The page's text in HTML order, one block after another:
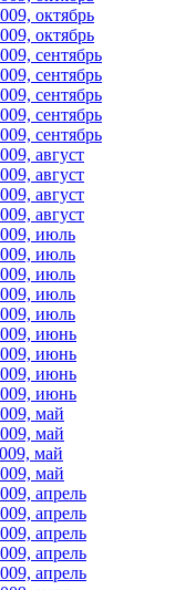
октябрь
октябрь
сентябрь
сентябрь
сентябрь
сентябрь
сентябрь
август
август
август
август
июль
июль
июль
июль
июль
июнь
июнь
июнь
июнь
май
май
май
май
апрель
апрель
апрель
апрель
апрель